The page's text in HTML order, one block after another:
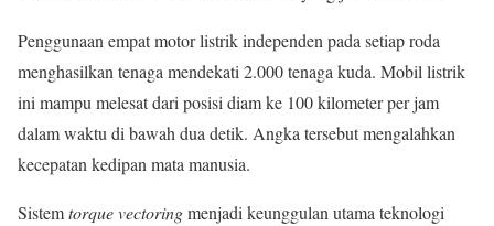
Penggunaan empat motor listrik independen pada setiap roda
menghasilkan tenaga mendekati 2.000 tenaga kuda. Mobil listrik
ini mampu melesat dari posisi diam ke 100 kilometer per jam
dalam waktu di bawah dua detik. Angka tersebut mengalahkan
kecepatan kedipan mata manusia.
Sistemtorque vectoringmenjadi keunggulan utama teknologi